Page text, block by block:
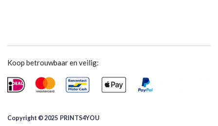
Koop betrouwbaar en veilig:
Copyright © 2025 ​PRINTS4YOU